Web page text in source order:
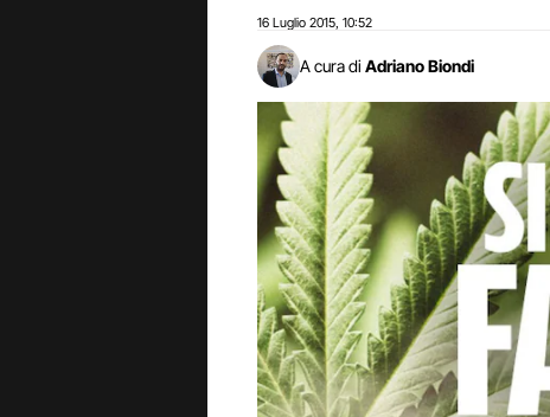
16 Luglio 2015 10:52
A cura di Adriano Biondi